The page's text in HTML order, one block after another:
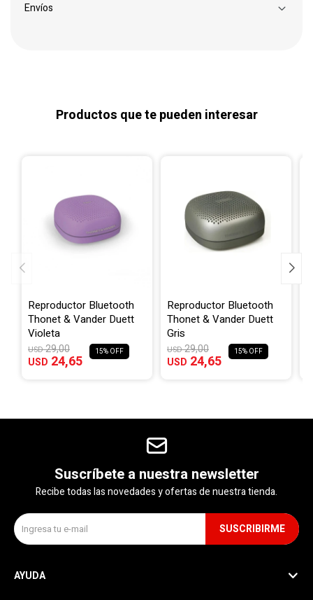
Envíos
Productos que te pueden interesar
Reproductor Bluetooth
Thonet & Vander Duett
Violeta
USD 24,65
USD29,00 15
Reproductor Bluetooth
Thonet & Vander Duett
Gris
USD 24,65
USD29,00 15
Suscríbete a nuestra newsletter
Recibe todas las novedades y ofertas de nuestra tienda.
SUSCRIBIRME
AYUDA